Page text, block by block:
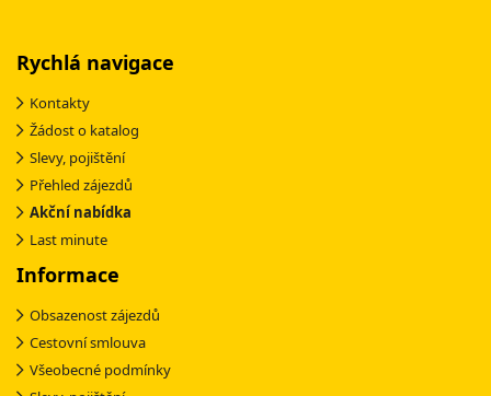
Rychlá navigace
Kontakty
Žádost o katalog
Slevy, pojištění
Přehled zájezdů
Akční nabídka
Last minute
Informace
Obsazenost zájezdů
Cestovní smlouva
Všeobecné podmínky